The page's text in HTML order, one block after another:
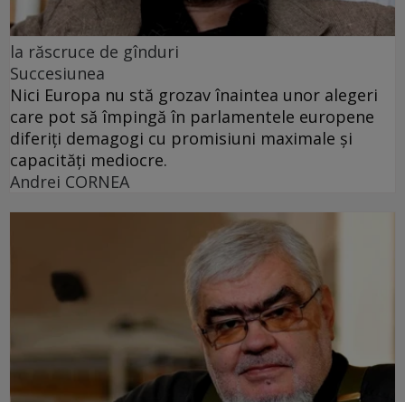
la răscruce de gînduri
Succesiunea
Nici Europa nu stă grozav înaintea unor alegeri
care pot să împingă în parlamentele europene
diferiți demagogi cu promisiuni maximale și
capacități mediocre.
Andrei CORNEA